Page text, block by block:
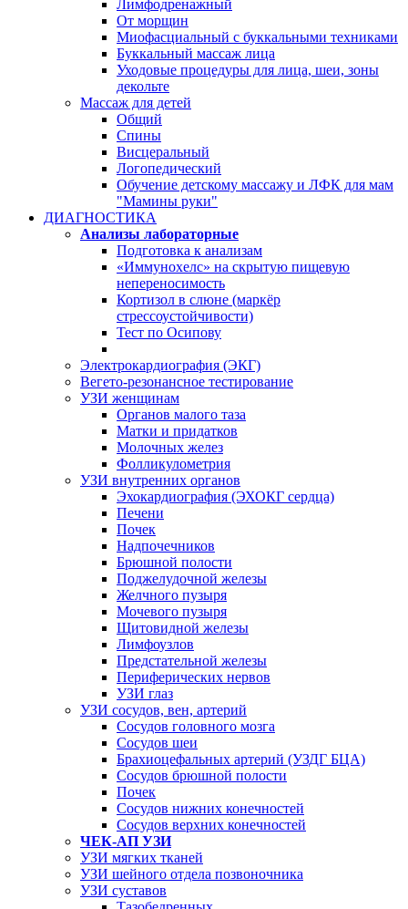
Лимфодренажный
От морщин
Миофасциальный с буккальными техниками
Буккальный массаж лица
Уходовые процедуры для лица, шеи, зоны
декольте
Массаж для детей
Общий
Спины
Висцеральный
Логопедический
Обучение детскому массажу и ЛФК для мам
"Мамины руки"
ДИАГНОСТИКА
Анализы лабораторные
Подготовка к анализам
«Иммунохелс» на скрытую пищевую
непереносимость
Кортизол в слюне (маркёр
стрессоустойчивости)
Тест по Осипову
Электрокардиография (ЭКГ)
Вегето-резонансное тестирование
УЗИ женщинам
Органов малого таза
Матки и придатков
Молочных желез
Фолликулометрия
УЗИ внутренних органов
Эхокардиография (ЭХОКГ сердца)
Печени
Почек
Надпочечников
Брюшной полости
Поджелудочной железы
Желчного пузыря
Мочевого пузыря
Щитовидной железы
Лимфоузлов
Предстательной железы
Периферических нервов
УЗИ глаз
УЗИ сосудов, вен, артерий
Сосудов головного мозга
Сосудов шеи
Брахиоцефальных артерий (УЗДГ БЦА)
Сосудов брюшной полости
Почек
Сосудов нижних конечностей
Сосудов верхних конечностей
ЧЕК-АП УЗИ
УЗИ мягких тканей
УЗИ шейного отдела позвоночника
УЗИ суставов